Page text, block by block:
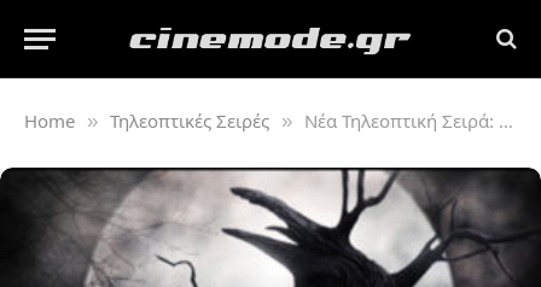
Home » Τηλεοπτικές Σειρές » Νέα Τηλεοπτική Σειρά: “Sleepy Hollow”